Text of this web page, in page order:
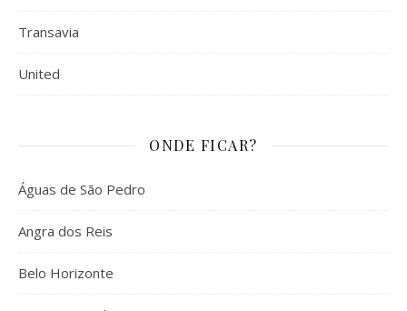
Transavia
United
ONDE FICAR?
Águas de São Pedro
Angra dos Reis
Belo Horizonte